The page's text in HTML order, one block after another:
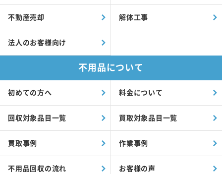
不動産売却 解体工事
法人のお客様向け
不用品について
初めての方へ 料金について
回収対象品目一覧 買取対象品目一覧
買取事例 作業事例
不用品回収の流れ お客様の声